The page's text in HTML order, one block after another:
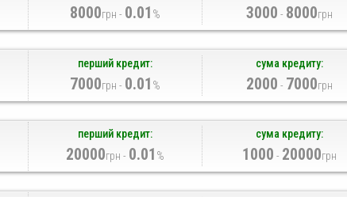
8000грн - 0.01 % 3000 - 8000грн
перший кредит:
7000грн - 0.01 %
сума кредиту:
2000 - 7000грн
перший кредит:
20000грн - 0.01 %
сума кредиту:
1000 - 20000грн